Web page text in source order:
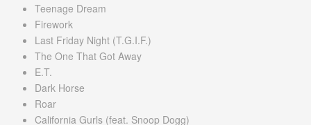
Teenage Dream
Firework
Last Friday Night (T.G.I.F.)
The One That Got Away
E.T.
Dark Horse
Roar
California Gurls (feat. Snoop Dogg)